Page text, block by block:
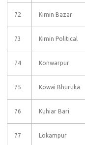
72 Kimin Bazar
73 Kimin Political
74 Konwarpur
75 Kowai Bhuruka
76 Kuhiar Bari
77 Lokampur